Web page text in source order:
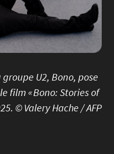
U2, Bono, pose
film « Bono: Stories of
© Valery Hache / AFP